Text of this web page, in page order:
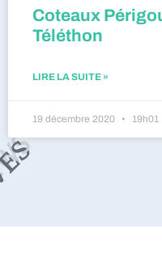
Coteaux
Téléthon
LIRE LA SUITE »
19 décembre 2020 19h01